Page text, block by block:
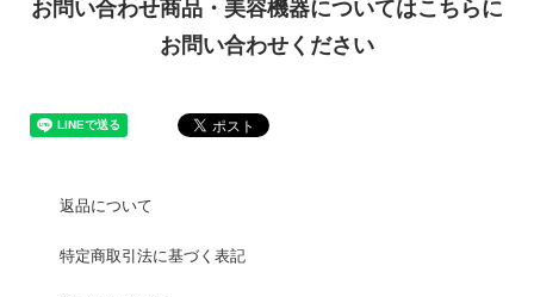
お問い合わせ商品・美容機器についてはこちらに
お問い合わせください
返品について
特定商取引法に基づく表記